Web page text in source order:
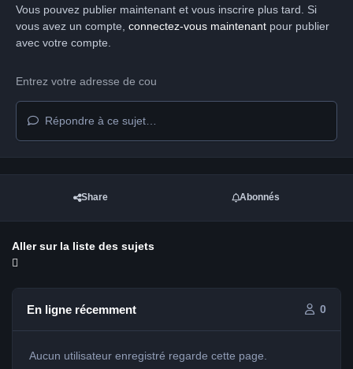
Vous pouvez publier maintenant et vous inscrire plus tard. Si
vous avez un compte, connectez-vous maintenantpour publier
avec votre compte.
Répondre à ce sujet…
Share Abonnés
Aller sur la liste des sujets
En ligne récemment 0
Aucun utilisateur enregistré regarde cette page.